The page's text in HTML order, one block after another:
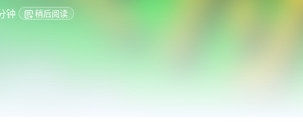
钟 稍后阅读